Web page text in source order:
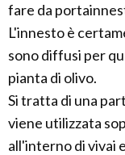
fare da
L'innesto è
sono diffusi per
pianta di olivo.
Si tratta di una
viene utilizzata
all'interno di vivai